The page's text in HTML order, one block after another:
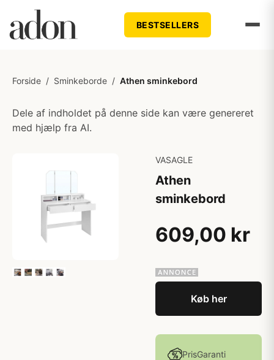
BESTSELLERS
Forside / Sminkeborde / Athen sminkebord
Dele af indholdet på denne side kan være genereret
med hjælp fra AI.
VASAGLE
Athen
sminkebord
609,00 kr
Køb her
PrisGaranti